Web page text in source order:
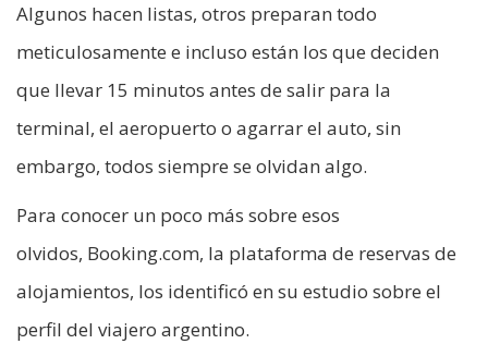
Algunos hacen listas, otros preparan todo
meticulosamente e incluso están los que deciden
que llevar 15 minutos antes de salir para la
terminal, el aeropuerto o agarrar el auto, sin
embargo, todos siempre se olvidan algo.
Para conocer un poco más sobre esos
olvidos, Booking.com, la plataforma de reservas de
alojamientos, los identificó en su estudio sobre el
perfil del viajero argentino.